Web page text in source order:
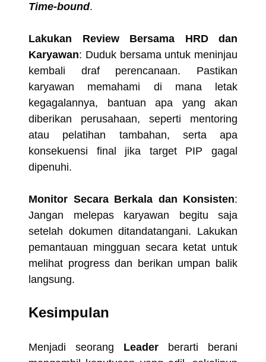
Time-bound.
Lakukan Review Bersama HRD dan
Karyawan: Duduk bersama untuk meninjau
kembali draf perencanaan. Pastikan
karyawan memahami di mana letak
kegagalannya, bantuan apa yang akan
diberikan perusahaan, seperti mentoring
atau pelatihan tambahan, serta apa
konsekuensi final jika target PIP gagal
dipenuhi.
Monitor Secara Berkala dan Konsisten:
Jangan melepas karyawan begitu saja
setelah dokumen ditandatangani. Lakukan
pemantauan mingguan secara ketat untuk
melihat progress dan berikan umpan balik
langsung.
Kesimpulan
Menjadi seorang Leader berarti berani